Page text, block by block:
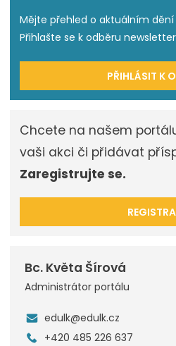
Mějte přehled o aktuálním dění
Přihlašte se k odběru
PŘIHLÁSIT K
Chcete na našem
vaši akci či přidávat
Zaregistrujte se.
Bc. Květa Šírová
Administrátor portálu
edulk@edulk.cz
+420 485 226 637